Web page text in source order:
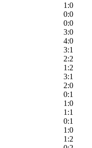
1:0
0:0
0:0
3:0
4:0
3:1
2:2
1:2
3:1
2:0
0:1
1:0
1:1
0:1
1:0
1:2